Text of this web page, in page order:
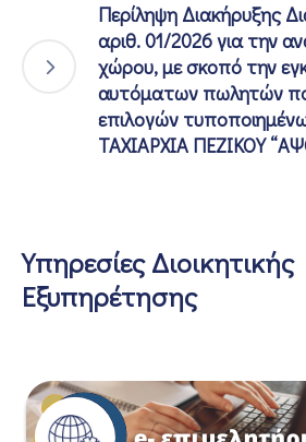
Περίληψη Διακήρυξης
αριθ. 01/2026 για την
χώρου, με σκοπό την
αυτόματων πωλητών
επιλογών
ΤΑΧΙΑΡΧΙΑ ΠΕΖΙΚΟΥ
Υπηρεσίες Διοικητικής
Εξυπηρέτησης